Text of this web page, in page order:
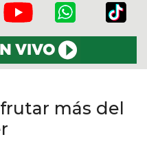
más del